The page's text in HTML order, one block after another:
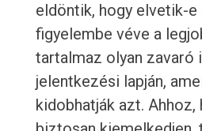
eldöntik, hogy elvetik-e
figyelembe véve a
tartalmaz olyan zavaró
jelentkezési lapján,
kidobhatják azt.